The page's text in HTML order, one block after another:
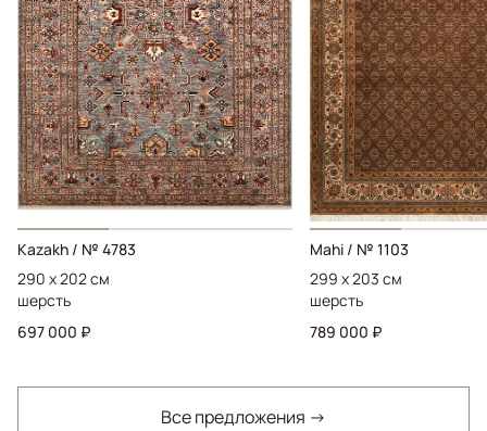
Kazakh / № 4783
290 x 202 см
шерсть
697 000 ₽
Mahi / № 1103
299 x 203 см
шерсть
789 000 ₽
Все предложения →